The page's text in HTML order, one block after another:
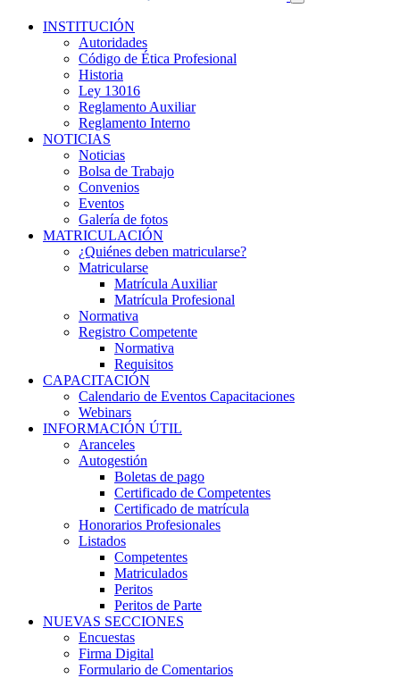
INSTITUCIÓN
Autoridades
Código de Ética Profesional
Historia
Ley 13016
Reglamento Auxiliar
Reglamento Interno
NOTICIAS
Noticias
Bolsa de Trabajo
Convenios
Eventos
Galería de fotos
MATRICULACIÓN
¿Quiénes deben matricularse?
Matricularse
Matrícula Auxiliar
Matrícula Profesional
Normativa
Registro Competente
Normativa
Requisitos
CAPACITACIÓN
Calendario de Eventos Capacitaciones
Webinars
INFORMACIÓN ÚTIL
Aranceles
Autogestión
Boletas de pago
Certificado de Competentes
Certificado de matrícula
Honorarios Profesionales
Listados
Competentes
Matriculados
Peritos
Peritos de Parte
NUEVAS SECCIONES
Encuestas
Firma Digital
Formulario de Comentarios